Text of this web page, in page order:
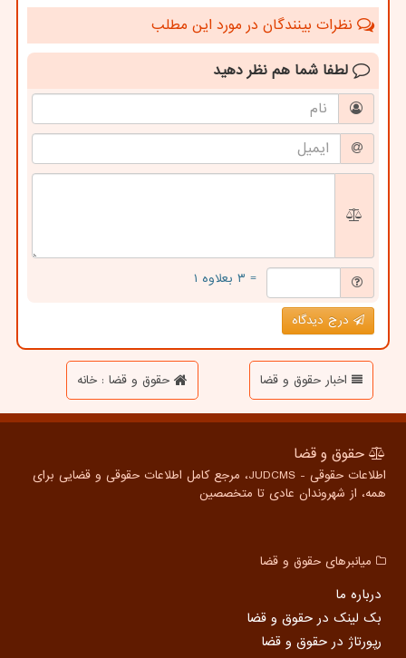
نظرات بینندگان در مورد این مطلب
لطفا شما هم نظر دهید
= ۳ بعلاوه ۱
درج دیدگاه
اخبار حقوق و قضا حقوق و قضا : خانه
حقوق و قضا
اطلاعات حقوقی - JUDCMS، مرجع کامل اطلاعات حقوقی و قضایی برای
همه، از شهروندان عادی تا متخصصین
میانبرهای حقوق و قضا
درباره ما
بک لینک در حقوق و قضا
رپورتاژ در حقوق و قضا